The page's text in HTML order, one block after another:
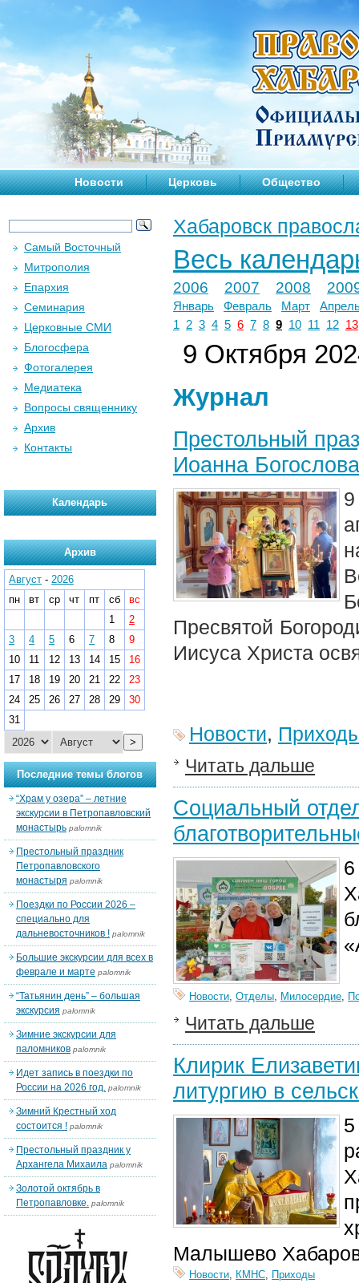
Новости Церковь Общество
Хабаровск
Весь
2006 2007 2008
Январь Февраль Март
1
2 3 4 5 6 7 8 9 10 11 12 13
9 Октября
Журнал
Престольный
Иоанна
Пресвятой
Иисуса Христа
Новости,
Читать дальше
Социальный
Новости, Отделы, Милосердие,
Читать дальше
Клирик
литургию в
Малышево
Новости, КМНС, Приходы
Самый Восточный
Митрополия
Епархия
Семинария
Церковные СМИ
Блогосфера
Фотогалерея
Медиатека
Вопросы священнику
Архив
Контакты
Календарь
Архив
Август - 2026
пн
вт ср чт пт сб
вс
1
2
3
4 5 6 7 8
9
10
11 12 13 14 15
16
17
18 19 20 21 22
23
24
25 26 27 28 29
30
31
>
Последние темы блогов
“Храм у озера” – летние
экскурсии в Петропавловский
монастырь palomnik
Престольный праздник
Петропавловского
монастыря palomnik
Поездки по России 2026 –
специально для
дальневосточников ! palomnik
Большие экскурсии для всех в
феврале и марте palomnik
“Татьянин день” – большая
экскурсия palomnik
Зимние экскурсии для
паломников palomnik
Идет запись в поездки по
России на 2026 год. palomnik
Зимний Крестный ход
состоится ! palomnik
Престольный праздник у
Архангела Михаила palomnik
Золотой октябрь в
Петропавловке. palomnik